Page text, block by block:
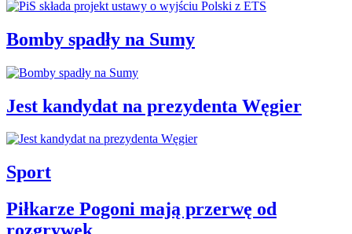
Bomby spadły na Sumy
Jest kandydat na prezydenta Węgier
Sport
Piłkarze Pogoni mają przerwę od